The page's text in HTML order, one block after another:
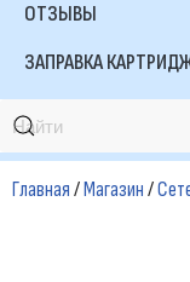
ОТЗЫВЫ
ЗАПРАВКА
Главная/Магазин/